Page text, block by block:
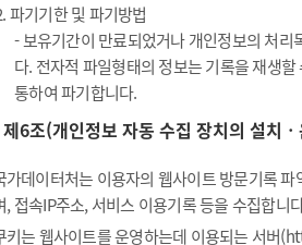
파기기한 및 파기방법
- 보유기간이 만료되었거나 개인정보의 처
다. 전자적 파일형태의 정보는 기록을 재생
통하여 파기합니다.
제6조(개인정보 자동 수집 장치의 설치
데이터처는 이용자의 웹사이트 방문기록 파
, 접속IP주소, 서비스 이용기록 등을 수집합니
는 웹사이트를 운영하는데 이용되는 서버